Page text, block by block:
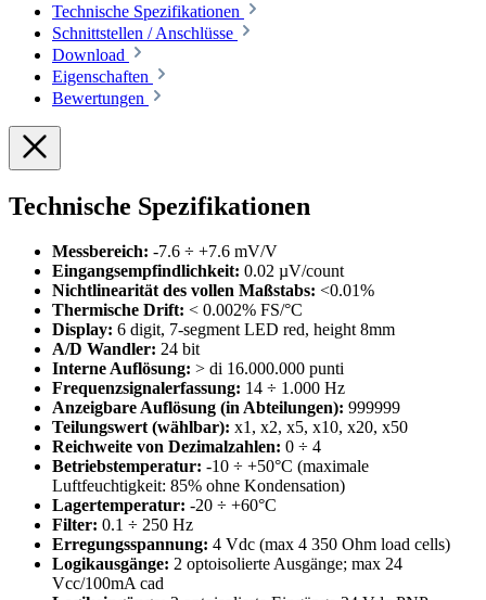
Technische Spezifikationen
Schnittstellen / Anschlüsse
Download
Eigenschaften
Bewertungen
Technische Spezifikationen
Messbereich: -7.6 ÷ +7.6 mV/V
Eingangsempfindlichkeit: 0.02 µV/count
Nichtlinearität des vollen Maßstabs: <0.01%
Thermische Drift: < 0.002% FS/°C
Display: 6 digit, 7-segment LED red, height 8mm
A/D Wandler: 24 bit
Interne Auflösung: > di 16.000.000 punti
Frequenzsignalerfassung: 14 ÷ 1.000 Hz
Anzeigbare Auflösung (in Abteilungen): 999999
Teilungswert (wählbar): x1, x2, x5, x10, x20, x50
Reichweite von Dezimalzahlen: 0 ÷ 4
Betriebstemperatur: -10 ÷ +50°C (maximale
Luftfeuchtigkeit: 85% ohne Kondensation)
Lagertemperatur: -20 ÷ +60°C
Filter: 0.1 ÷ 250 Hz
Erregungsspannung: 4 Vdc (max 4 350 Ohm load cells)
Logikausgänge: 2 optoisolierte Ausgänge; max 24
Vcc/100mA cad